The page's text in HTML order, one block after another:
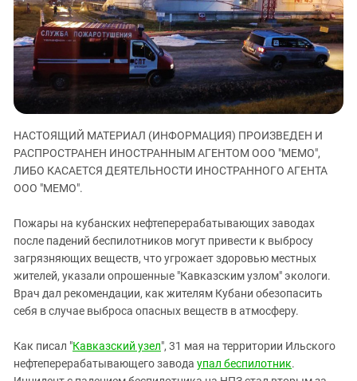
ЗАСТАВЛЯЕТ
КАВКАЗ ЗА ПАЛЕСТИНУ
ИНАКОМЫСЛИЕ В ЧЕЧНЕ
ПРЕСЛЕДОВАНИЕ АКТИВИСТОВ
МОБИЛИЗАЦИЯ И ПРОТЕСТЫ
Дагестан
Ингушетия
Кабардино-Балкария
Калмыкия
Карачаево-Черкесия
Краснодарский край
Российская Федерация
Северная Осетия - Алания
СКФО
Ставропольский край
Чечня
Южный Кавказ
НАСТОЯЩИЙ МАТЕРИАЛ (ИНФОРМАЦИЯ) ПРОИЗВЕДЕН И
РАСПРОСТРАНЕН ИНОСТРАННЫМ АГЕНТОМ ООО "МЕМО",
ЛИБО КАСАЕТСЯ ДЕЯТЕЛЬНОСТИ ИНОСТРАННОГО АГЕНТА
ООО "МЕМО".
Пожары на кубанских нефтеперерабатывающих заводах
после падений беспилотников могут привести к выбросу
загрязняющих веществ, что угрожает здоровью местных
жителей, указали опрошенные "Кавказским узлом" экологи.
Врач дал рекомендации, как жителям Кубани обезопасить
себя в случае выброса опасных веществ в атмосферу.
Как писал "Кавказский узел", 31 мая на территории Ильского
нефтеперерабатывающего завода упал беспилотник.